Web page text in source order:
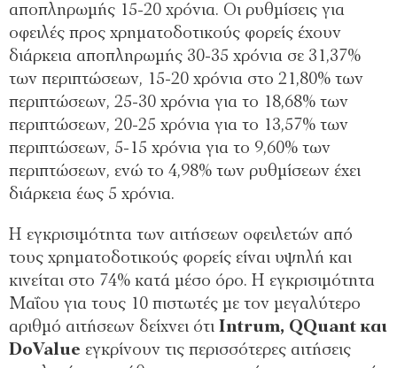
αποπληρωμής 15-20 χρόνια. Οι ρυθμίσεις για
οφειλές προς χρηματοδοτικούς φορείς έχουν
διάρκεια αποπληρωμής 30-35 χρόνια σε 31,37%
των περιπτώσεων, 15-20 χρόνια στο 21,80% των
περιπτώσεων, 25-30 χρόνια για το 18,68% των
περιπτώσεων, 20-25 χρόνια για το 13,57% των
περιπτώσεων, 5-15 χρόνια για το 9,60% των
περιπτώσεων, ενώ το 4,98% των ρυθμίσεων έχει
διάρκεια έως 5 χρόνια.
Η εγκρισιμότητα των αιτήσεων οφειλετών από
τους χρηματοδοτικούς φορείς είναι υψηλή και
κινείται στο 74% κατά μέσο όρο. Η εγκρισιμότητα
Μαΐου για τους 10 πιστωτές με τον μεγαλύτερο
αριθμό αιτήσεων δείχνει ότι Intrum, QQuant και
DoValue εγκρίνουν τις περισσότερες αιτήσεις